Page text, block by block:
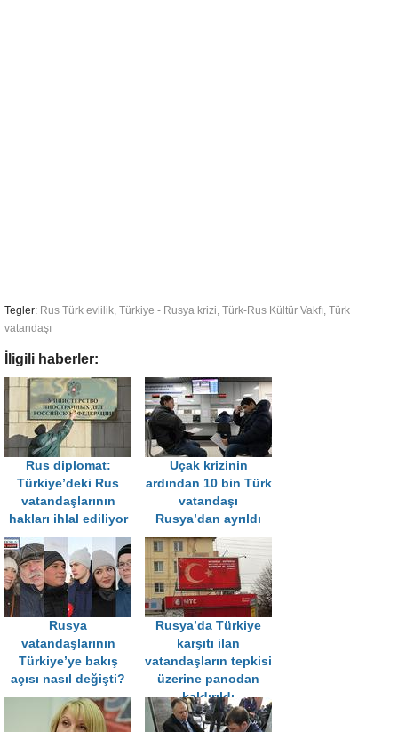
Tegler: Rus Türk evlilik, Türkiye - Rusya krizi, Türk-Rus Kültür Vakfı, Türk
vatandaşı
İligili haberler:
Rus diplomat:
Türkiye’deki Rus
vatandaşlarının
hakları ihlal ediliyor
Uçak krizinin
ardından 10 bin Türk
vatandaşı
Rusya’dan ayrıldı
Rusya
vatandaşlarının
Türkiye’ye bakış
açısı nasıl değişti?
Rusya’da Türkiye
karşıtı ilan
vatandaşların tepkisi
üzerine panodan
kaldırıldı